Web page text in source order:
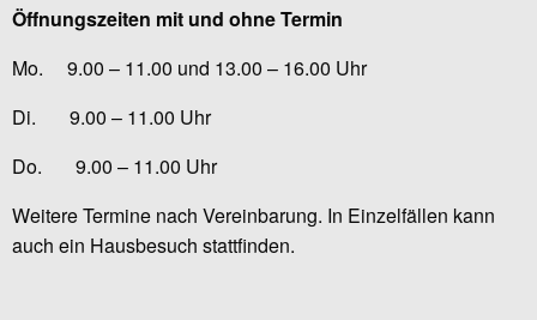
Öffnungszeiten mit und ohne Termin
Mo. 9.00 – 11.00 und 13.00 – 16.00 Uhr
Di. 9.00 – 11.00 Uhr
Do. 9.00 – 11.00 Uhr
Weitere Termine nach Vereinbarung. In Einzelfällen kann
auch ein Hausbesuch stattfinden.